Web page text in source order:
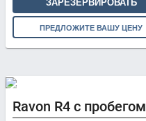
ЗАРЕЗЕРВИРОВАТЬ
ПРЕДЛОЖИТЕ ВАШУ ЦЕНУ
Ravon R4 с пробегом